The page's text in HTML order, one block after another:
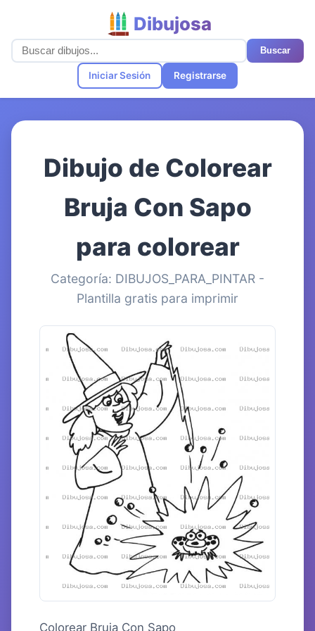
Dibujosa
Buscar
Iniciar Sesión Registrarse
Dibujo de Colorear
Bruja Con Sapo
para colorear
Categoría: DIBUJOS_PARA_PINTAR -
Plantilla gratis para imprimir
Colorear Bruja Con Sapo